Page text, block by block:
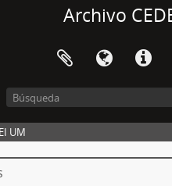
Archivo
UM